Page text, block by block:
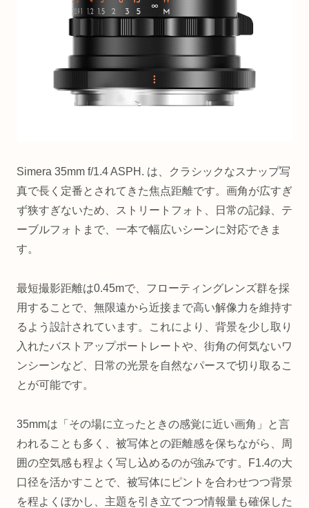
Simera 35mm f/1.4 ASPH. は、クラシックなスナップ写
真で長く定番とされてきた焦点距離です。画角が広すぎ
ず狭すぎないため、ストリートフォト、日常の記録、テ
ーブルフォトまで、一本で幅広いシーンに対応できま
す。
最短撮影距離は0.45mで、フローティングレンズ群を採
用することで、無限遠から近接まで高い解像力を維持す
るよう設計されています。これにより、背景を少し取り
入れたバストアップポートレートや、街角の何気ないワ
ンシーンなど、日常の光景を自然なパースで切り取るこ
とが可能です。
35mmは「その場に立ったときの感覚に近い画角」と言
われることも多く、被写体との距離感を保ちながら、周
囲の空気感も程よく写し込めるのが強みです。F1.4の大
口径を活かすことで、被写体にピントを合わせつつ背景
を程よくぼかし、主題を引き立てつつ情報量も確保した